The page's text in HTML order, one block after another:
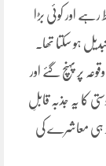
اور کوئی بڑا
ہو سکتا تھا۔
پر پہنچ گئے اور
کا یہ جذبہ قابلِ
ہی معاشرے کی